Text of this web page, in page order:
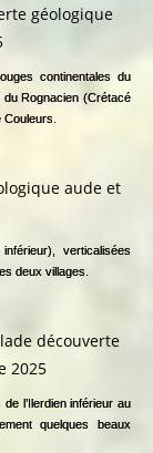
continentales du
Rognacien (Crétacé
verticalisées
deux villages.
l’Ilerdien inférieur au
quelques beaux